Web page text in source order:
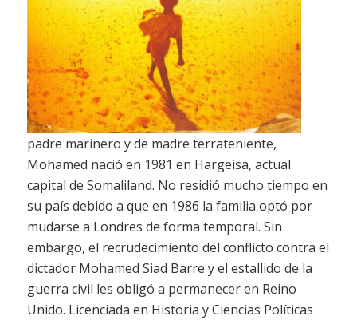
padre marinero y de madre terrateniente,
Mohamed nació en 1981 en Hargeisa, actual
capital de Somaliland. No residió mucho tiempo en
su país debido a que en 1986 la familia optó por
mudarse a Londres de forma temporal. Sin
embargo, el recrudecimiento del conflicto contra el
dictador Mohamed Siad Barre y el estallido de la
guerra civil les obligó a permanecer en Reino
Unido. Licenciada en Historia y Ciencias Políticas